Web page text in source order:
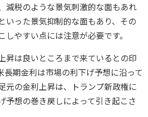
減税のような景気刺激的な面もあれ
いった景気抑制的な面もあり、その
しやすい点には注意が必要です。
昇は良いところまで来ているとの印
長期金利は市場の利下げ予想に沿って
元の金利上昇は、トランプ新政権に
予想の巻き戻しによって引き起こさ